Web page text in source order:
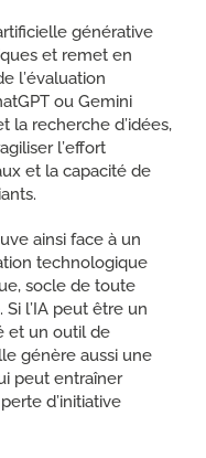
générative
et remet en
l’évaluation
ou Gemini
la recherche d’idées,
l’effort
et la capacité de
ainsi face à un
technologique
socle de toute
l’IA peut être un
et un outil de
génère aussi une
peut entraîner
d’initiative